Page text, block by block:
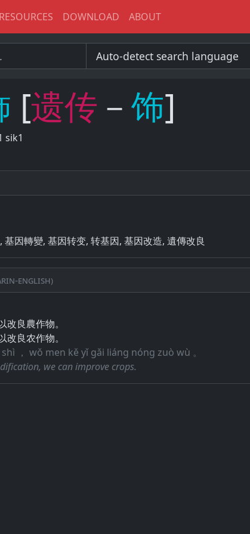
RESOURCES DOWNLOAD ABOUT
[遗传 －饰]
sik1
基因轉變, 基因转变, 转基因, 基因改造, 遺傳改良
English)
良農作物。
良农作物。
， wǒ men kě yǐ gǎi liáng nóng zuò wù 。
we can improve crops.